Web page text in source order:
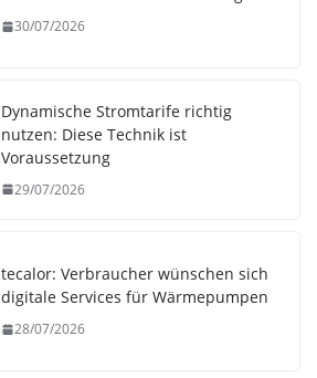
30/07/2026
Dynamische Stromtarife richtig
nutzen: Diese Technik ist
Voraussetzung
29/07/2026
tecalor: Verbraucher wünschen sich
digitale Services für Wärmepumpen
28/07/2026